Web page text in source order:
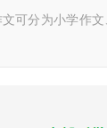
可分为小学作